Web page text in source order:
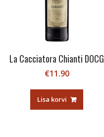
La Cacciatora Chianti DOCG
€11.90
Lisa korvi